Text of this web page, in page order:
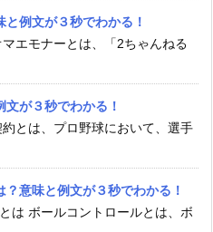
と例文が３秒でわかる！
エモナーとは、「2ちゃんねる
文が３秒でわかる！
とは、プロ野球において、選手
？意味と例文が３秒でわかる！
は ボールコントロールとは、ボ